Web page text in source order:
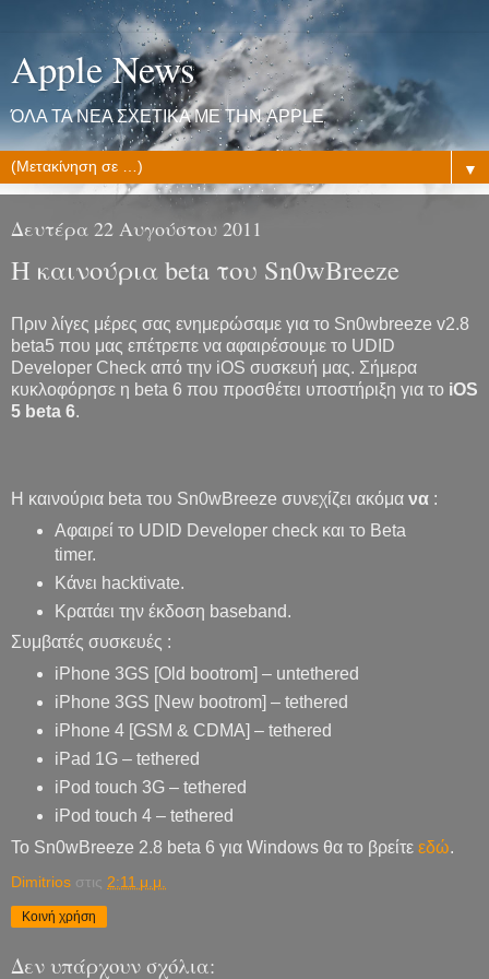
Apple News
ΌΛΑ ΤΑ ΝΕΑ ΣΧΕΤΙΚΑ ΜΕ ΤΗΝ APPLE
▼
Δευτέρα 22 Αυγούστου 2011
Η καινούρια beta του Sn0wBreeze
Πριν λίγες μέρες σας ενημερώσαμε για το Sn0wbreeze v2.8
beta5 που μας επέτρεπε να αφαιρέσουμε το UDID
Developer Check από την iOS συσκευή μας. Σήμερα
κυκλοφόρησε η beta 6 που προσθέτει υποστήριξη για το iOS
5 beta 6.
Η καινούρια beta του Sn0wBreeze συνεχίζει ακόμα να :
Αφαιρεί το UDID Developer check και το Beta
timer.
Κάνει hacktivate.
Κρατάει την έκδοση baseband.
Συμβατές συσκευές :
iPhone 3GS [Old bootrom] – untethered
iPhone 3GS [New bootrom] – tethered
iPhone 4 [GSM & CDMA] – tethered
iPad 1G – tethered
iPod touch 3G – tethered
iPod touch 4 – tethered
Το Sn0wBreeze 2.8 beta 6 για Windows θα το βρείτε εδώ.
Dimitrios στις 2:11 μ.μ.
Κοινή χρήση
Δεν υπάρχουν σχόλια: